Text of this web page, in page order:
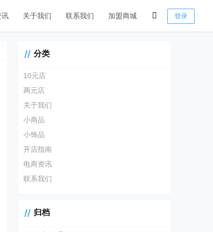
讯 关于我们 联系我们 加盟商城 登录
分类
10元店
两元店
关于我们
小商品
小饰品
开店指南
电商资讯
联系我们
归档